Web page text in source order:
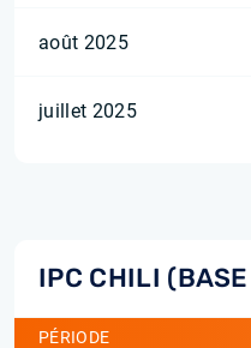
août 2025
juillet 2025
IPC CHILI
PÉRIODE